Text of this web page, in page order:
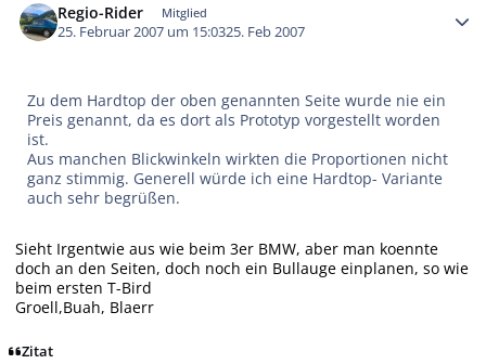
Regio-Rider Mitglied
25. Februar 2007 um 15:0325. Feb 2007
Zu dem Hardtop der oben genannten Seite wurde nie ein
Preis genannt, da es dort als Prototyp vorgestellt worden
ist.
Aus manchen Blickwinkeln wirkten die Proportionen nicht
ganz stimmig. Generell würde ich eine Hardtop- Variante
auch sehr begrüßen.
Sieht Irgentwie aus wie beim 3er BMW, aber man koennte
doch an den Seiten, doch noch ein Bullauge einplanen, so wie
beim ersten T-Bird
Groell,Buah, Blaerr
Zitat